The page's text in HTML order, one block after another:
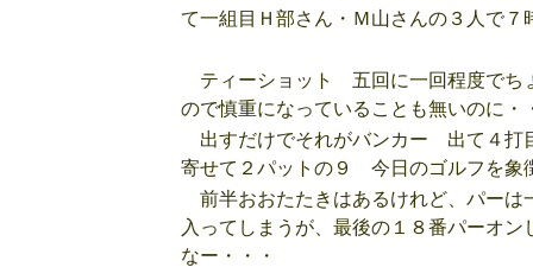
て一組目Ｈ部さん・Ｍ山さんの３人で７
ティーショット 五回に一回程度でち
ので慎重になっていることも無いのに・
出すだけでそれがバンカー 出て４
寄せて２パットの９ 今日のゴルフを象
前半おおたたきはあるけれど、パー
入ってしまうが、最後の１８番パーオ
なー・・・